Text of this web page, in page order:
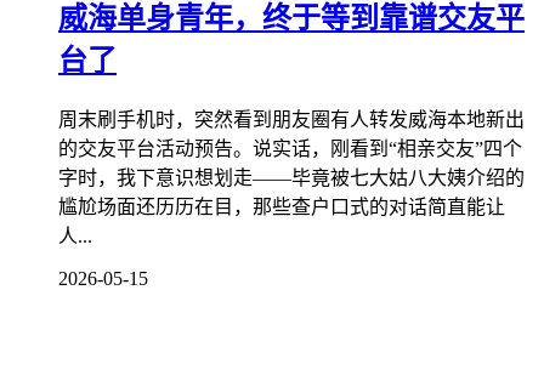
威海单身青年，终于等到靠谱交友平
台了
周末刷手机时，突然看到朋友圈有人转发威海本地新出
的交友平台活动预告。说实话，刚看到“相亲交友”四个
字时，我下意识想划走——毕竟被七大姑八大姨介绍的
尴尬场面还历历在目，那些查户口式的对话简直能让
人...
2026-05-15